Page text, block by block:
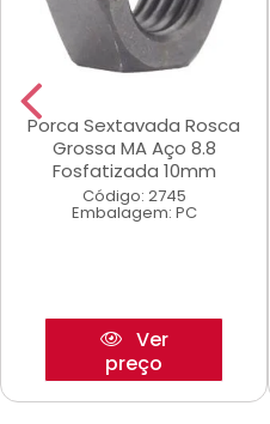
Porca Sextavada Rosca
Grossa MA Aço 8.8
Fosfatizada 10mm
Código: 2745
Embalagem: PC
Ver
preço